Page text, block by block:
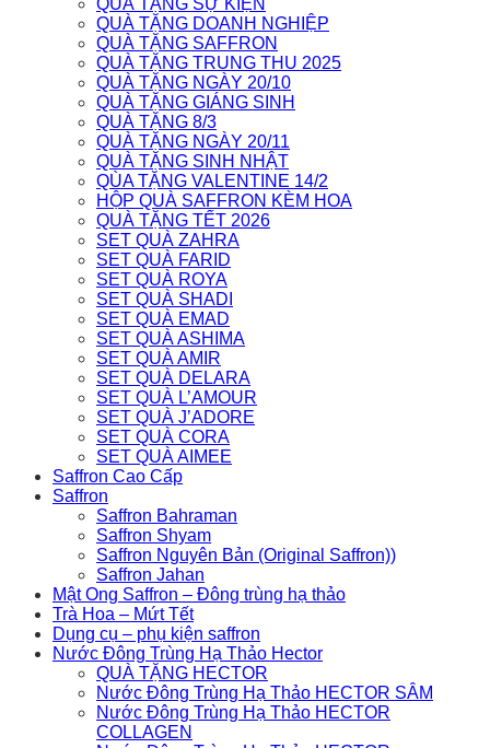
QUÀ TẶNG DOANH NGHIỆP
QUÀ TẶNG SAFFRON
QUÀ TẶNG TRUNG THU 2025
QUÀ TẶNG NGÀY 20/10
QUÀ TẶNG GIÁNG SINH
QUÀ TẶNG 8/3
QUÀ TẶNG NGÀY 20/11
QUÀ TẶNG SINH NHẬT
QÙA TẶNG VALENTINE 14/2
HỘP QUÀ SAFFRON KÈM HOA
QUÀ TẶNG TẾT 2026
SET QUÀ ZAHRA
SET QUÀ FARID
SET QUÀ ROYA
SET QUÀ SHADI
SET QUÀ EMAD
SET QUÀ ASHIMA
SET QUÀ AMIR
SET QUÀ DELARA
SET QUÀ L’AMOUR
SET QUÀ J’ADORE
SET QUÀ CORA
SET QUÀ AIMEE
Saffron Cao Cấp
Saffron
Saffron Bahraman
Saffron Shyam
Saffron Nguyên Bản (Original Saffron))
Saffron Jahan
Mật Ong Saffron – Đông trùng hạ thảo
Trà Hoa – Mứt Tết
Dụng cụ – phụ kiện saffron
Nước Đông Trùng Hạ Thảo Hector
QUÀ TẶNG HECTOR
Nước Đông Trùng Hạ Thảo HECTOR SÂM
Nước Đông Trùng Hạ Thảo HECTOR
COLLAGEN